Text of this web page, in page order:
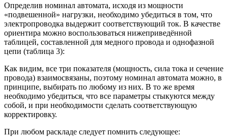
Определив номинал автомата, исходя из мощности
«подвешенной» нагрузки, необходимо убедиться в том, что
электропроводка выдержит соответствующий ток. В качестве
ориентира можно воспользоваться нижеприведённой
таблицей, составленной для медного провода и однофазной
цепи (таблица 3):
Как видим, все три показателя (мощность, сила тока и сечение
провода) взаимосвязаны, поэтому номинал автомата можно, в
принципе, выбирать по любому из них. В то же время
необходимо убедиться, что все параметры стыкуются между
собой, и при необходимости сделать соответствующую
корректировку.
При любом раскладе следует помнить следующее: